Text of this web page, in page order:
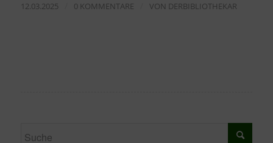
12.03.2025 0 KOMMENTARE VON DERBIBLIOTHEKAR